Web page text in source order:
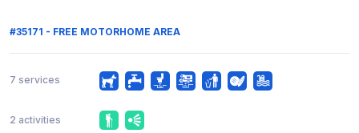
#35171 - FREE MOTORHOME AREA
7 services
2 activities